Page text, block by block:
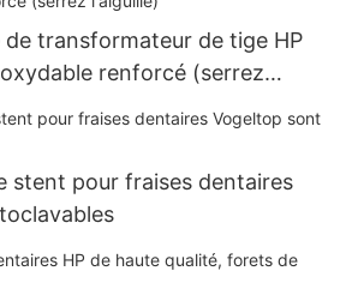
transformateur de tige HP
renforcé (serrez
stent pour fraises dentaires